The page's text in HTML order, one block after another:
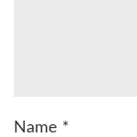
Name *